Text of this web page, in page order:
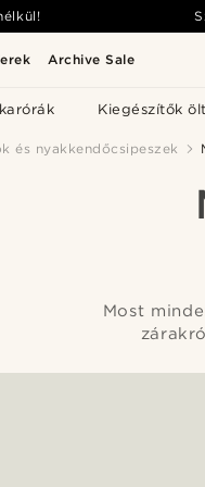
Archive Sale
Kiegészítők
és nyakkendőcsipeszek
Most